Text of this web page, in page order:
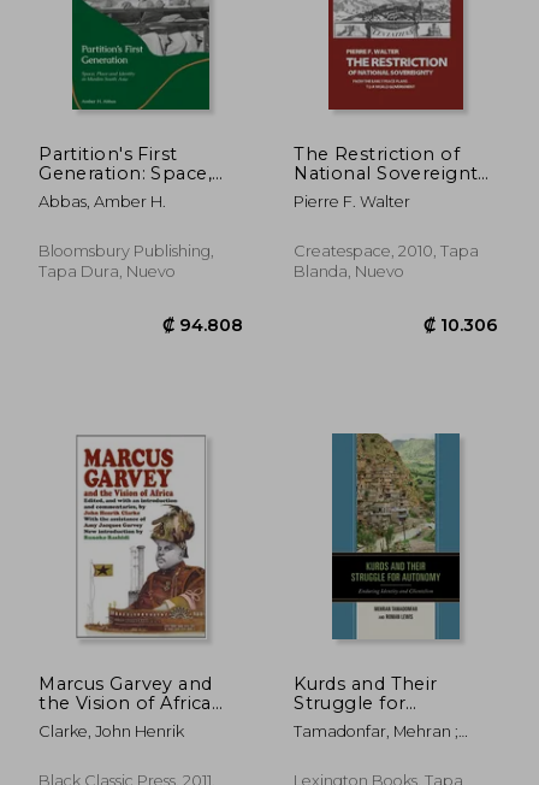
Partition's First
Generation: Space,
Place, and Identity in
Muslim South Asia
Abbas, Amber H.
Bloomsbury Publishing,
Tapa Dura, Nuevo
The Restriction of
National Sovereignty:
From the Early Peace
Plans to a World
Inglés)
Pierre F. Walter
Createspace, 2010, Tapa
Blanda, Nuevo
Marcus Garvey and
the Vision of Africa
Format: Paperback
(en Inglés)
Clarke, John Henrik
Black Classic Press, 2011,
Kurds and Their
Struggle for
Autonomy: Enduring
Identity and
Inglés)
Tamadonfar, Mehran ;
Lexington Books, Tapa